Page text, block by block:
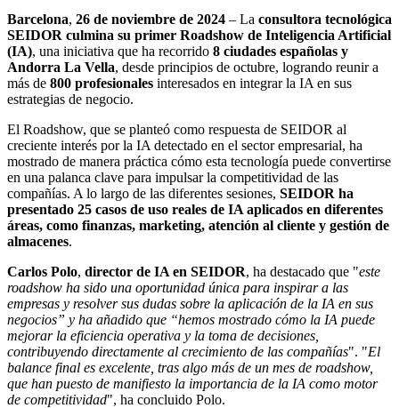
Barcelona, 26 de noviembre de 2024 – La consultora tecnológica
SEIDOR culmina su primer Roadshow de Inteligencia Artificial
(IA), una iniciativa que ha recorrido 8 ciudades españolas y
Andorra La Vella, desde principios de octubre, logrando reunir a
más de 800 profesionales interesados en integrar la IA en sus
estrategias de negocio.
El Roadshow, que se planteó como respuesta de SEIDOR al
creciente interés por la IA detectado en el sector empresarial, ha
mostrado de manera práctica cómo esta tecnología puede convertirse
en una palanca clave para impulsar la competitividad de las
compañías. A lo largo de las diferentes sesiones, SEIDOR ha
presentado 25 casos de uso reales de IA aplicados en diferentes
áreas, como finanzas, marketing, atención al cliente y gestión de
almacenes.
Carlos Polo, director de IA en SEIDOR, ha destacado que "este
roadshow ha sido una oportunidad única para inspirar a las
empresas y resolver sus dudas sobre la aplicación de la IA en sus
negocios” y ha añadido que “hemos mostrado cómo la IA puede
mejorar la eficiencia operativa y la toma de decisiones,
contribuyendo directamente al crecimiento de las compañías". "El
balance final es excelente, tras algo más de un mes de roadshow,
que han puesto de manifiesto la importancia de la IA como motor
de competitividad", ha concluido Polo.